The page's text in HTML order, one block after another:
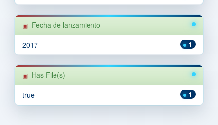
Fecha de lanzamiento
1
2017
Has File(s)
1
true